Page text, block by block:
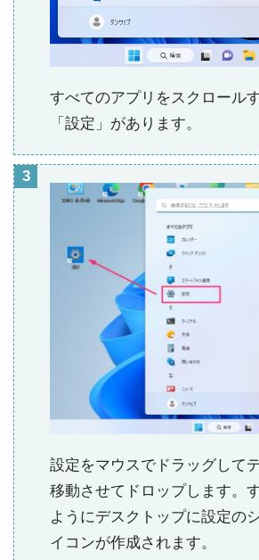
すべてのアプリをスクロール
「設定」があります。
設定をマウスでドラッグして
移動させてドロップします。
ようにデスクトップに設定の
イコンが作成されます。